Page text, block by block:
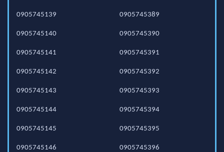
0905745139
0905745140
0905745141
0905745142
0905745143
0905745144
0905745145
0905745146
0905745389
0905745390
0905745391
0905745392
0905745393
0905745394
0905745395
0905745396